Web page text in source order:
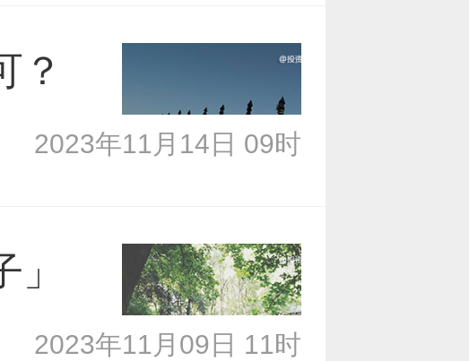
？
2023年11月14日 09时
2023年11月09日 11时